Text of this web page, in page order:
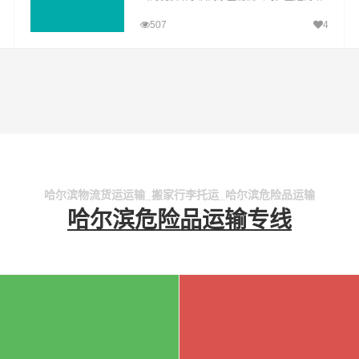
打，哈尔滨到东区货运公司已成为山邦哈尔
507 4
哈尔滨物流货运运输_搬家行李托运_哈尔滨危险品运输
哈尔滨危险品运输专线